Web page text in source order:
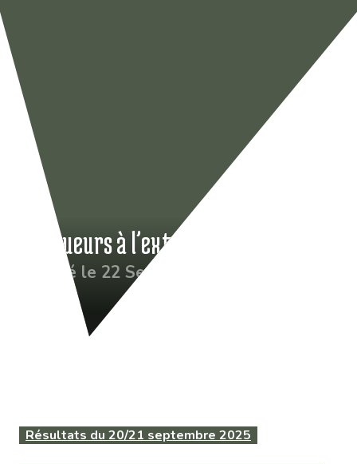
Nos joueurs à l’extérieur semaine 38
Publié le 22 Sep 2025
Résultats du 20/21 septembre 2025